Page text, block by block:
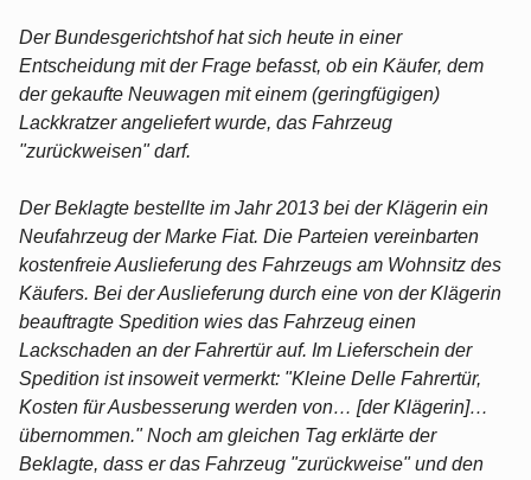
Der Bundesgerichtshof hat sich heute in einer
Entscheidung mit der Frage befasst, ob ein Käufer, dem
der gekaufte Neuwagen mit einem (geringfügigen)
Lackkratzer angeliefert wurde, das Fahrzeug
"zurückweisen" darf.
Der Beklagte bestellte im Jahr 2013 bei der Klägerin ein
Neufahrzeug der Marke Fiat. Die Parteien vereinbarten
kostenfreie Auslieferung des Fahrzeugs am Wohnsitz des
Käufers. Bei der Auslieferung durch eine von der Klägerin
beauftragte Spedition wies das Fahrzeug einen
Lackschaden an der Fahrertür auf. Im Lieferschein der
Spedition ist insoweit vermerkt: "Kleine Delle Fahrertür,
Kosten für Ausbesserung werden von… [der Klägerin]…
übernommen." Noch am gleichen Tag erklärte der
Beklagte, dass er das Fahrzeug "zurückweise" und den